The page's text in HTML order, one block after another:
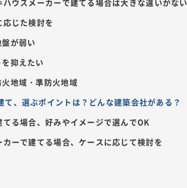
ウスメーカーで建てる場合は大きな違いがない
じた検討を
が弱い
抑えたい
地域・準防火地域
、選ぶポイントは？どんな建築会社がある？
る場合、好みやイメージで選んでOK
ーで建てる場合、ケースに応じて検討を